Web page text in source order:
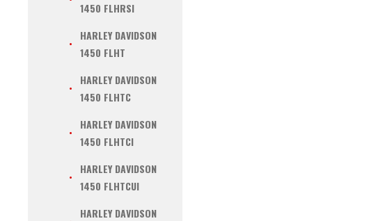
1450 FLHRSI
HARLEY DAVIDSON
1450 FLHT
HARLEY DAVIDSON
1450 FLHTC
HARLEY DAVIDSON
1450 FLHTCI
HARLEY DAVIDSON
1450 FLHTCUI
HARLEY DAVIDSON